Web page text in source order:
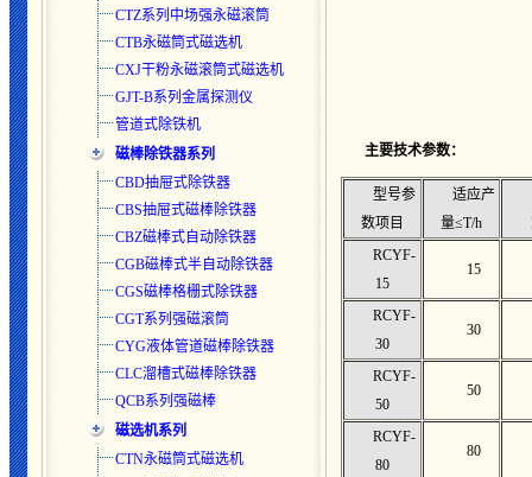
CTZ系列中场强永磁滚筒
CTB永磁筒式磁选机
CXJ干粉永磁滚筒式磁选机
GJT-B系列金属探测仪
管道式除铁机
磁棒除铁器系列
CBD抽屉式除铁器
CBS抽屉式磁棒除铁器
CBZ磁棒式自动除铁器
CGB磁棒式半自动除铁器
CGS磁棒格栅式除铁器
CGT系列强磁滚筒
CYG液体管道磁棒除铁器
CLC溜槽式磁棒除铁器
QCB系列强磁棒
磁选机系列
CTN永磁筒式磁选机
主要技术参数：
型号参
数项目
适应产
量≤T/h
RCYF-
15
15
RCYF-
30
30
RCYF-
50
50
RCYF-
80
80